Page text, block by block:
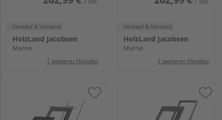
Verkauf & Versand
HolzLand Jacobsen
Marne
1 weiterer Händler
Verkauf & Versand
HolzLand Jacobsen
Marne
1 weiterer Händler